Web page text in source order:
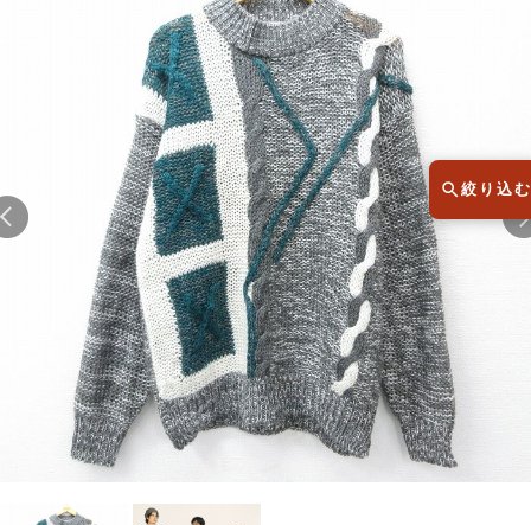
全国7店舗・公式通販の比較
発送について 12時までのご注文で当日出荷！
※対応不可：日祝、長期休暇、セール
Search by Hotword今週のHOTワード（7/29〜8/4）
Tシャツ USA製 2 映画 3 ミリタリー 4 スターウォーズ
ラルフローレン 6 大きいサイズ 7 アニメ 8 ディズニー
Search by Brandブランドから探す
絞り込む